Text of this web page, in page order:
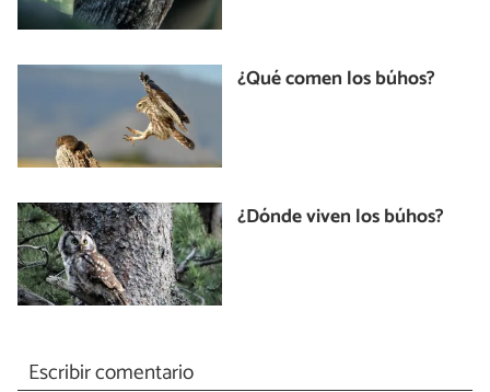
¿Qué comen los búhos?
¿Dónde viven los búhos?
Escribir comentario